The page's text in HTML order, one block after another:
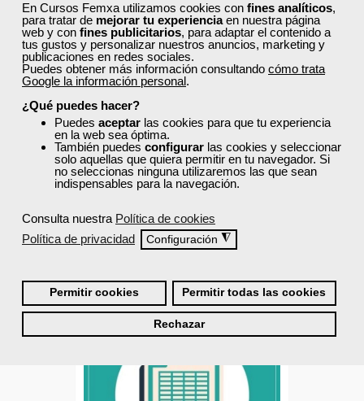
En Cursos Femxa utilizamos cookies con fines analíticos,
para tratar de mejorar tu experienciaen nuestra página
web y con fines publicitarios, para adaptar el contenido a
tus gustos y personalizar nuestros anuncios, marketing y
publicaciones en redes sociales.
Puedes obtener más información consultando cómo trata
Google la información personal.
¿Qué puedes hacer?
Puedes aceptar las cookies para que tu experiencia
en la web sea óptima.
También puedes configurar las cookies y seleccionar
solo aquellas que quiera permitir en tu navegador. Si
no seleccionas ninguna utilizaremos las que sean
indispensables para la navegación.
Consulta nuestra Política de cookies
Política de privacidad
Configuración ◮
Permitir cookies Permitir todas las cookies
Rechazar
Grupo Femxa
Microsoft Excel Intermedio
Online
30 horas
165,00 €
99,00 €
0
40% DTO.
Sin requisitos de acceso